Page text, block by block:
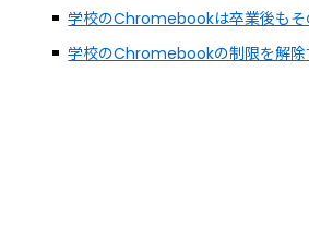
学校のChromebookは卒業後もそ
学校のChromebookの制限を解除